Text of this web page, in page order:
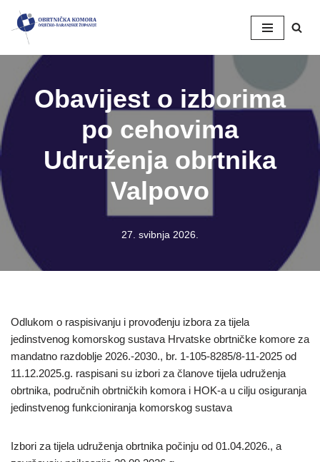
Skip
to
content
Obavijest o izborima
po cehovima
Udruženja obrtnika
Valpovo
27. svibnja 2026.
Odlukom o raspisivanju i provođenju izbora za tijela
jedinstvenog komorskog sustava Hrvatske obrtničke komore za
mandatno razdoblje 2026.-2030., br. 1-105-8285/8-11-2025 od
11.12.2025.g. raspisani su izbori za članove tijela udruženja
obrtnika, područnih obrtničkih komora i HOK-a u cilju osiguranja
jedinstvenog funkcioniranja komorskog sustava
Izbori za tijela udruženja obrtnika počinju od 01.04.2026., a